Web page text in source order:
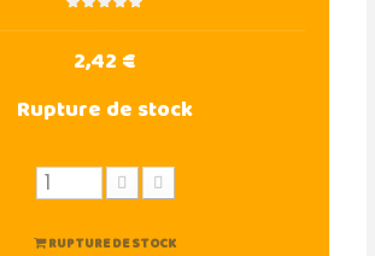
2,42 €
Rupture de stock
RUPTURE DE STOCK